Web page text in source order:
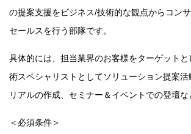
の提案支援をビジネス/技術的な観点からコン
セールスを行う部隊です。
具体的には、担当業界のお客様をターゲット
術スペシャリストとしてソリューション提案
リアルの作成、セミナー＆イベントでの登壇な
＜必須条件＞